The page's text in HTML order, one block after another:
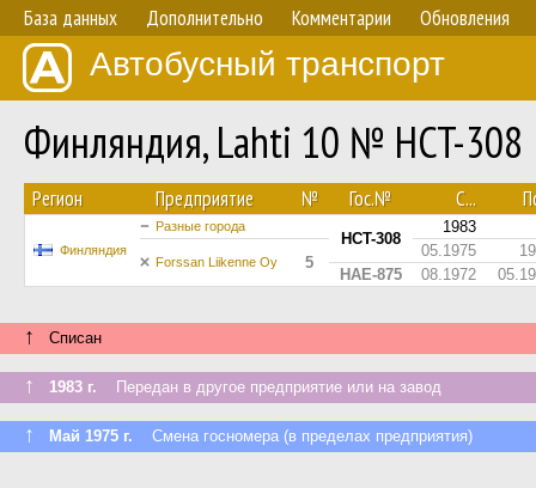
База данных Дополнительно Комментарии Обновления
Автобусный транспорт
Финляндия, Lahti 10 № HCT-308
Регион Предприятие № Гос.№ С...
Финляндия
Разные города
HCT-308
1983
Forssan Liikenne Oy 5
05.1975
HAE-875
08.1972
↑ Списан
↑ 1983 г. Передан в другое предприятие или на завод
↑ Май 1975 г. Смена госномера (в пределах предприятия)